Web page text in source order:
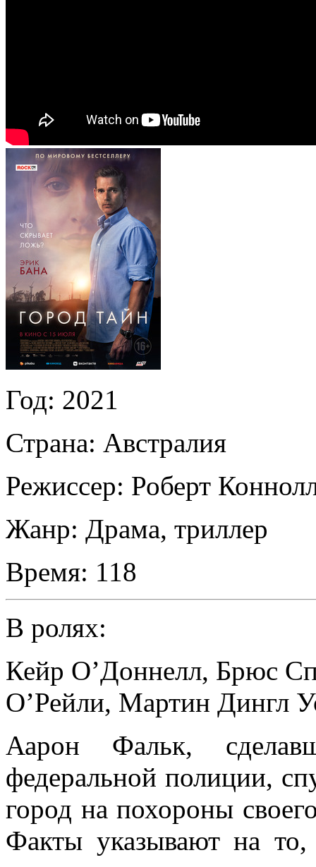
Год: 2021
Страна: Австралия
Режиссер: Роберт
Жанр: Драма, триллер
Время: 118
В ролях:
Кейр О’Доннелл, Брюс
О’Рейли, Мартин Дингл
Аарон Фальк,
федеральной полиции,
город на похороны
Факты указывают на